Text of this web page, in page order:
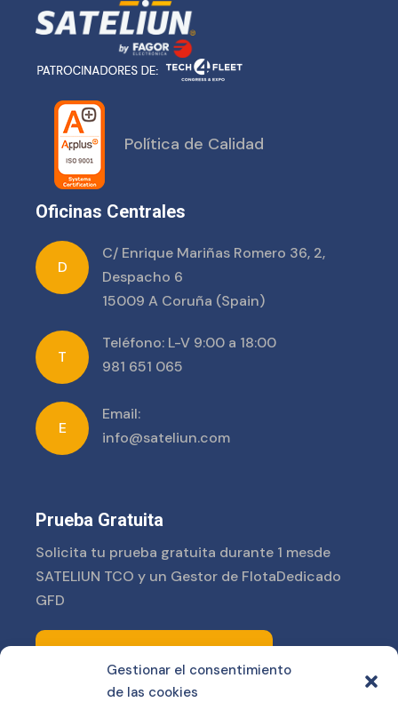
Gestionar el consentimiento
de las cookies
Política de Calidad
Oficinas Centrales
D
C/ Enrique Mariñas Romero 36, 2,
Despacho 6
15009 A Coruña (Spain)
T
Teléfono: L-V 9:00 a 18:00
981 651 065
E
Email:
info@sateliun.com
Prueba Gratuita
Solicita tu prueba gratuita durante 1 mesde
SATELIUN TCO y un Gestor de FlotaDedicado
GFD
PRUEBA GRATUITA